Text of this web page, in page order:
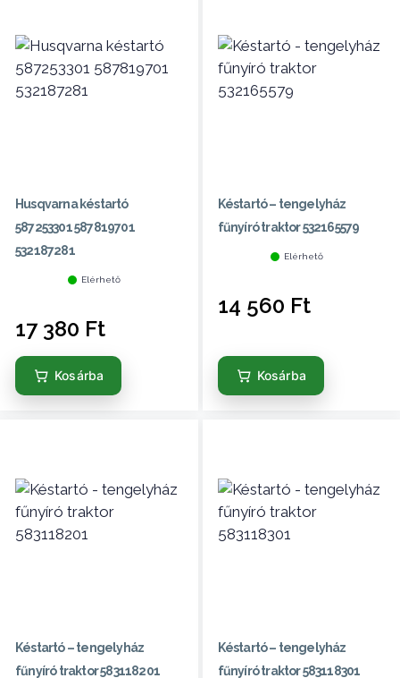
Husqvarna késtartó
587253301 587819701
532187281
Elérhető
17 380 Ft
Kosárba
Késtartó – tengelyház
fűnyíró traktor 532165579
Elérhető
14 560 Ft
Kosárba
Késtartó – tengelyház
fűnyíró traktor 583118201
Késtartó – tengelyház
fűnyíró traktor 583118301